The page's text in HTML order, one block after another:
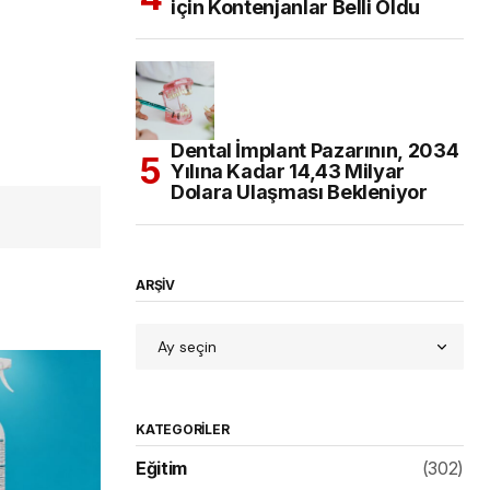
için Kontenjanlar Belli Oldu
Dental İmplant Pazarının, 2034
Yılına Kadar 14,43 Milyar
Dolara Ulaşması Bekleniyor
ARŞİV
KATEGORILER
Eğitim
(302)